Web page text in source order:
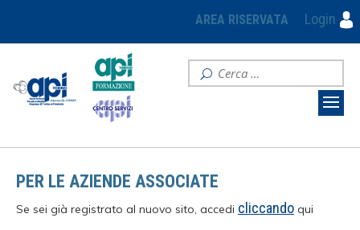
AREA RISERVATA Login
PER LE AZIENDE ASSOCIATE
Se sei già registrato al nuovo sito, accedi cliccando qui